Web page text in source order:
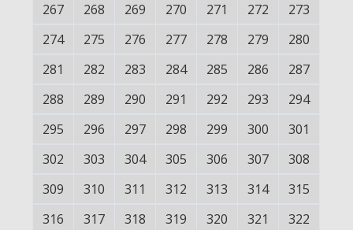
267
268 269 270 271 272
273
274
275 276 277 278 279
280
281
282 283 284 285 286
287
288
289 290 291 292 293
294
295
296 297 298 299 300
301
302
303 304 305 306 307
308
309
310 311 312 313 314
315
316
317 318 319 320 321
322